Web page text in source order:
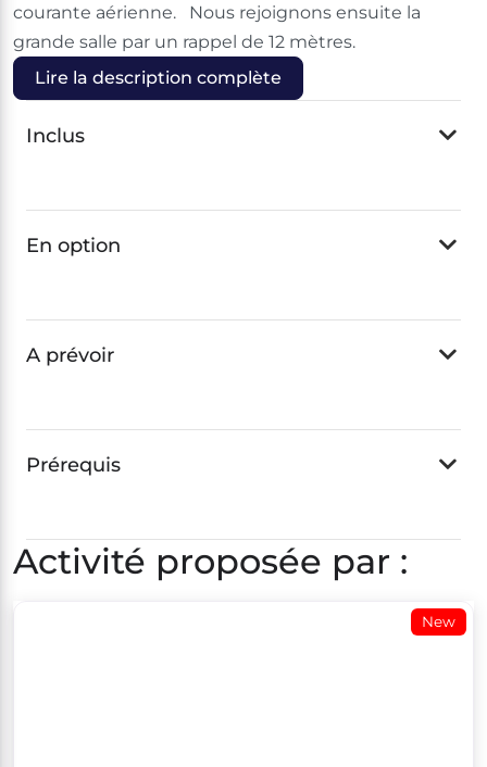
courante aérienne. Nous rejoignons ensuite la
grande salle par un rappel de 12 mètres.
Lire la description complète
Inclus
En option
A prévoir
Prérequis
Activité proposée par :
New